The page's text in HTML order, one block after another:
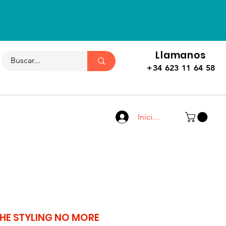
Llamanos
+34 623 11 64 58
Iniciar sesión
STYLING NO MORE